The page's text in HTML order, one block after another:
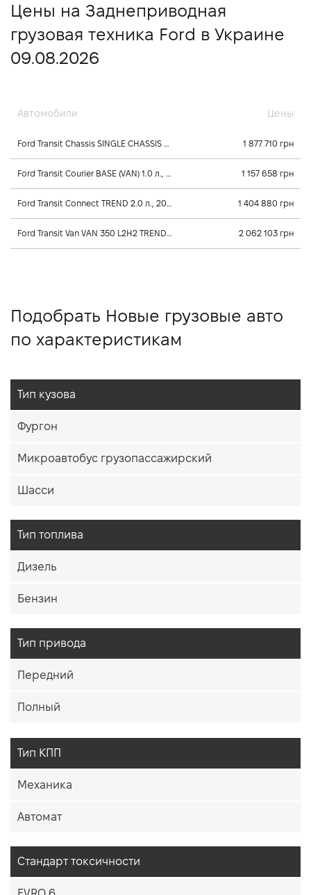
Цены на Заднеприводная
грузовая техника Ford в Украине
09.08.2026
Автомобили Цены
Ford Transit Chassis SINGLE CHASSIS CAB 350L 2.2 л., 2024, Механика 1 877 710 грн
Ford Transit Courier BASE (VAN) 1.0 л., 2026, Механика 1 157 658 грн
Ford Transit Connect TREND 2.0 л., 2025, Механика 1 404 880 грн
Ford Transit Van VAN 350 L2H2 TREND 2.0 л., 2026, Механика 2 062 103 грн
Подобрать Новые грузовые авто
по характеристикам
Тип кузова
Фургон
Микроавтобус грузопассажирский
Шасси
Тип топлива
Дизель
Бензин
Тип привода
Передний
Полный
Тип КПП
Механика
Автомат
Стандарт токсичности